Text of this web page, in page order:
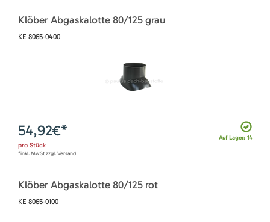
Klöber Abgaskalotte 80/125 grau
KE 8065-0400
Auf Lager: 14
54,92€*
pro Stück
*inkl. MwSt zzgl. Versand
Klöber Abgaskalotte 80/125 rot
KE 8065-0100